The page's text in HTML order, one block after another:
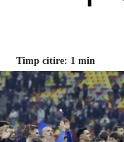
Timp citire: 1 min